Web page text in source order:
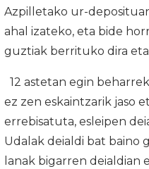
Azpilletako ur-
ahal izateko, eta bide
guztiak berrituko dira
12 astetan egin
ez zen eskaintzarik jaso
errebisatuta, esleipen
Udalak deialdi bat baino
lanak bigarren deialdian